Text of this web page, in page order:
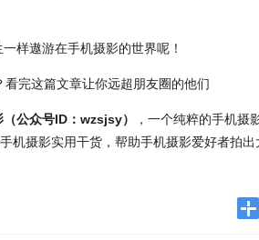
样遨游在手机摄影的世界呢！
公众号ID：wzsjsy）
，一个纯粹的手机摄
机摄影实用干货，帮助手机摄影爱好者拍